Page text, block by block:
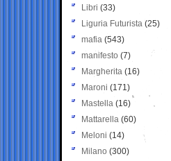
Libri (33)
Liguria Futurista (25)
mafia (543)
manifesto (7)
Margherita (16)
Maroni (171)
Mastella (16)
Mattarella (60)
Meloni (14)
Milano (300)